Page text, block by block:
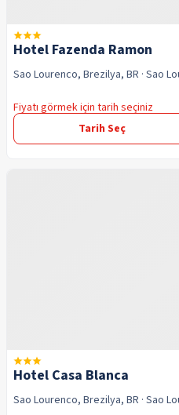
Hotel Fazenda Ramon
Sao Lourenco, Brezilya, BR · Sao
Fiyatı görmek için tarih seçiniz
Tarih Seç
Hotel Casa Blanca
Sao Lourenco, Brezilya, BR · Sao